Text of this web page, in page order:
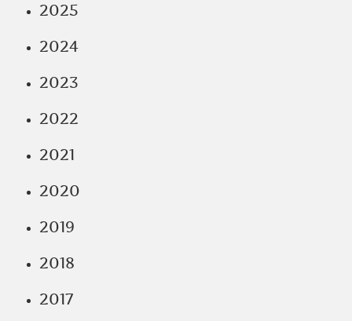
2025
2024
2023
2022
2021
2020
2019
2018
2017